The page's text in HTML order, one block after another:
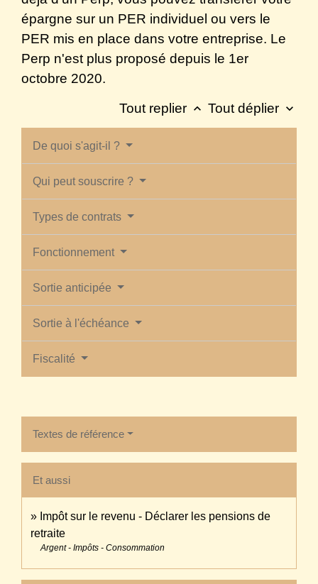
épargne sur un PER individuel ou vers le
PER mis en place dans votre entreprise. Le
Perp n'est plus proposé depuis le 1er
octobre 2020.
Tout replier keyboard_arrow_up Tout déplier keyboard_arrow_down
De quoi s'agit-il ?
Qui peut souscrire ?
Types de contrats
Fonctionnement
Sortie anticipée
Sortie à l'échéance
Fiscalité
Textes de référence
Et aussi
Impôt sur le revenu - Déclarer les pensions de
retraite
Argent - Impôts - Consommation